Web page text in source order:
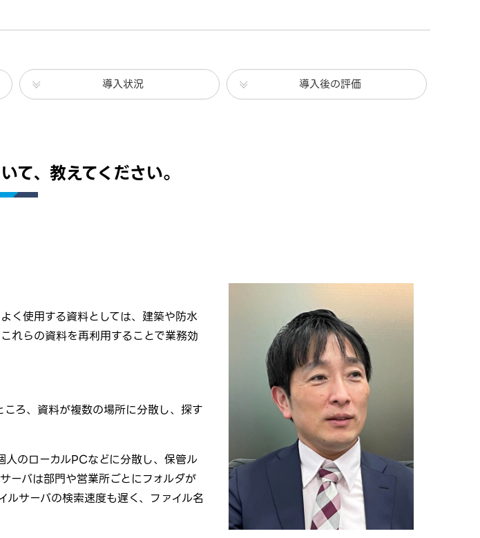
導入状況 導入後の評価
て、教えてください。
く使用する資料としては、建築や防水
れらの資料を再利用することで業務効
ろ、資料が複数の場所に分散し、探す
のローカルPCなどに分散し、保管ル
ーバは部門や営業所ごとにフォルダが
ルサーバの検索速度も遅く、ファイル名